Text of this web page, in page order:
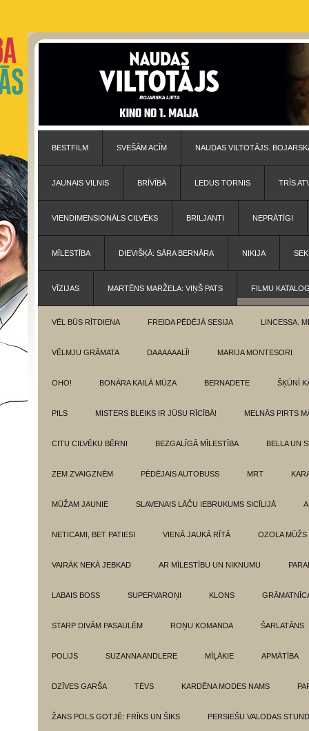
BESTFILM SVEŠĀM ACĪM NAUDAS VILTOTĀJS.
JAUNAIS VILNIS BRĪVĪBĀ LEDUS TORNIS TRĪS
VIENDIMENSIONĀLS CILVĒKS BRILJANTI NEPRĀTĪGI
MĪLESTĪBA DIEVIŠĶĀ: SĀRA BERNĀRA NIKIJA
VĪZIJAS MARTĒNS MARŽELA: VIŅŠ PATS FILMU
VĒL BŪS RĪTDIENA FREIDA PĒDĒJĀ SESIJA LINCESSA.
VĒLMJU GRĀMATA DAAAAAALĪ! MARIJA MONTESORI
OHO! BONĀRA KAILĀ MŪZA BERNADETE ŠĶŪNĪ
PILS MISTERS BLEIKS IR JŪSU RĪCĪBĀ! MELNĀS PIRTS
CITU CILVĒKU BĒRNI BEZGALĪGĀ MĪLESTĪBA BELLA UN
ZEM ZVAIGZNĒM PĒDĒJAIS AUTOBUSS MRT
MŪŽAM JAUNIE SLAVENAIS LĀČU IEBRUKUMS SICĪLIJĀ
NETICAMI, BET PATIESI VIENĀ JAUKĀ RĪTĀ OZOLA MŪŽS
VAIRĀK NEKĀ JEBKAD AR MĪLESTĪBU UN NIKNUMU
LABAIS BOSS SUPERVAROŅI KLONS
STARP DIVĀM PASAULĒM ROŅU KOMANDA ŠARLATĀNS
POLIJS SUZANNA ANDLERE MĪĻĀKIE APMĀTĪBA
DZĪVES GARŠA TĖVS KARDĒNA MODES NAMS
ŽANS POLS GOTJĒ: FRĪKS UN ŠIKS PERSIEŠU VALODAS